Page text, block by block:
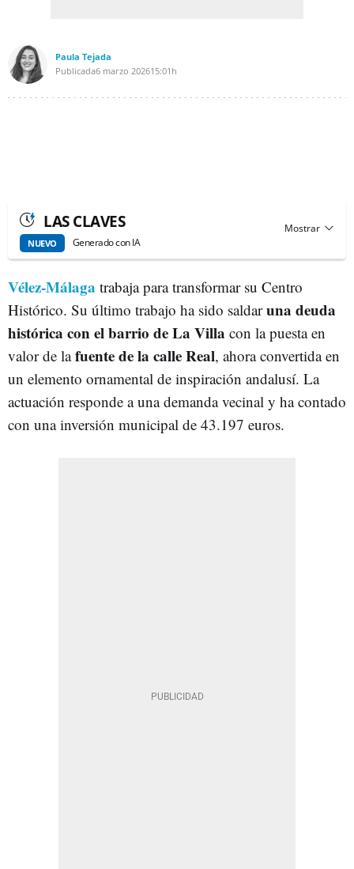
Paula Tejada
Publicada6 marzo 202615:01h
LAS CLAVES
NUEVO Generado con IA
Vélez-Málaga trabaja para transformar su Centro
Histórico. Su último trabajo ha sido saldaruna deuda
histórica con el barrio de La Villa con la puesta en
valor de lafuente de la calle Real, ahora convertida en
un elemento ornamental de inspiración andalusí. La
actuación responde a una demanda vecinal y ha contado
con una inversión municipal de 43.197 euros.